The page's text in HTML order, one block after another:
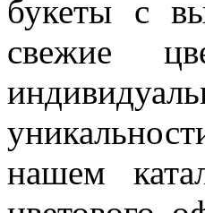
букеты с
свежие
нашем